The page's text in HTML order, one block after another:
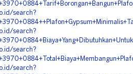
search?
search?
search?
search?